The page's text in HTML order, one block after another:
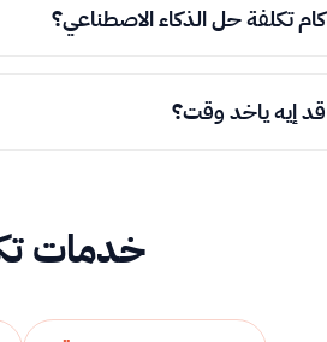
كام تكلفة حل الذكاء الاصطناعي؟
قد إيه ياخد وقت؟
خدمات